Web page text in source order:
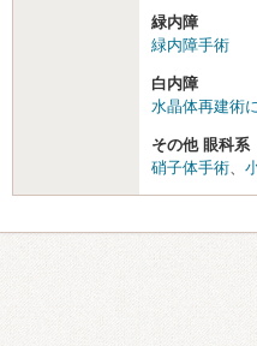
緑内障
緑内障手術
白内障
水晶体再建術
その他 眼科系
硝子体手術